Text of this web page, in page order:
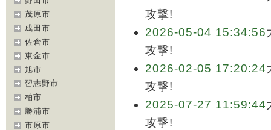
茂原市
成田市
佐倉市
東金市
旭市
習志野市
柏市
勝浦市
市原市
攻撃!
2026-05-04 15:34:56
攻撃!
2026-02-05 17:20:24
攻撃!
2025-07-27 11:59:44
攻撃!